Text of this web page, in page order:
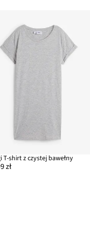
T-shirt z czystej bawełny
zł